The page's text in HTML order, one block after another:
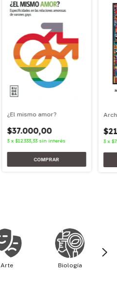
¿El mismo amor?
$37.000,00
3 x$12.333,33 sin interés 3 x
Arte Biología